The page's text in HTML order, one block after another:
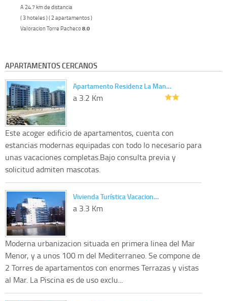
A 24.7 km de distancia
( 3 hoteles ) ( 2 apartamentos )
Valoracion Torre Pacheco8.0
APARTAMENTOS CERCANOS
Apartamento Residenz La Man…
a 3.2 Km
Este acoger edificio de apartamentos, cuenta con
estancias modernas equipadas con todo lo necesario para
unas vacaciones completas.Bajo consulta previa y
solicitud admiten mascotas.
Vivienda Turística Vacacion…
a 3.3 Km
Moderna urbanizacion situada en primera linea del Mar
Menor, y a unos 100 m del Mediterraneo. Se compone de
2 Torres de apartamentos con enormes Terrazas y vistas
al Mar. La Piscina es de uso exclu...